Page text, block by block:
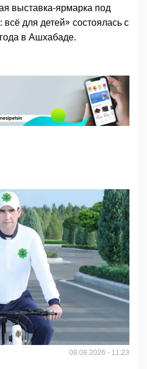
выставка-ярмарка под
для детей» состоялась с
в Ашхабаде.
08.08.2026 - 11:23